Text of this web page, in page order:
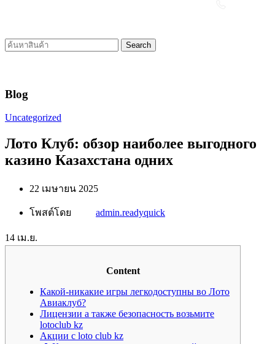
Search
Blog
Uncategorized
Лото Клуб: обзор наиболее выгодного
казино Казахстана одних
22 เมษายน 2025
โพสต์โดย admin.readyquick
14 เม.ย.
Content
Какой-никакие игры легкодоступны во Лото
Авиаклуб?
Лицензии а также безопасность возьмите
lotoclub kz
Акции с loto club kz